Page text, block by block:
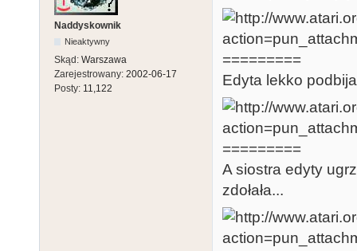
Naddyskownik
Nieaktywny
Skąd: Warszawa
Zarejestrowany: 2002-06-17
Posty: 11,122
=========
Edyta lekko
=========
A siostra edyty
zdołała...